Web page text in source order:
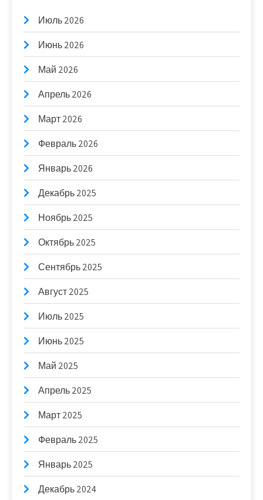
Июль 2026
Июнь 2026
Май 2026
Апрель 2026
Март 2026
Февраль 2026
Январь 2026
Декабрь 2025
Ноябрь 2025
Октябрь 2025
Сентябрь 2025
Август 2025
Июль 2025
Июнь 2025
Май 2025
Апрель 2025
Март 2025
Февраль 2025
Январь 2025
Декабрь 2024